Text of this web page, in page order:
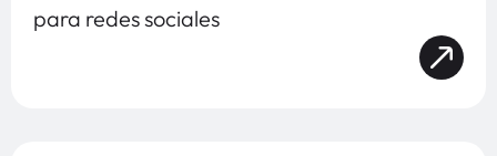
para redes sociales